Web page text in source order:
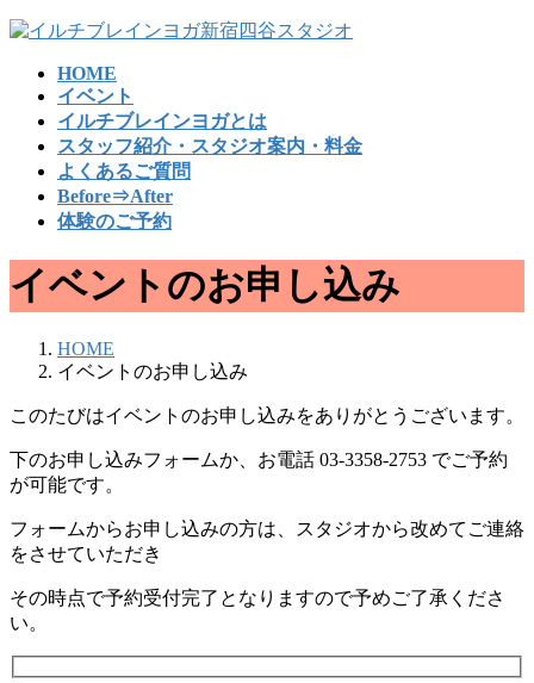
コ
ナ
HOME
イベント
イルチブレインヨガとは
スタッフ紹介・スタジオ案内・料金
よくあるご質問
Before⇒After
体験のご予約
イベントのお申し込み
HOME
イベントのお申し込み
このたびはイベントのお申し込みをありがとうございます。
下のお申し込みフォームか、お電話 03-3358-2753 でご予約
が可能です。
フォームからお申し込みの方は、スタジオから改めてご連絡
をさせていただき
その時点で予約受付完了となりますので予めご了承くださ
い。